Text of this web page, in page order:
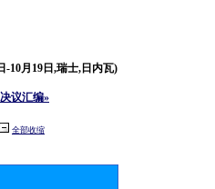
-10月19日,瑞士,日内瓦)
议汇编»
全部收缩